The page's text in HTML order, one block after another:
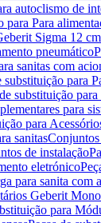
autoclismo de
para Para
Sigma 12 cm
pneumático
sanitas com
substituição para
substituição para
para
para
sanitas
de instalação
eletrónico
para sanita com
Geberit
para